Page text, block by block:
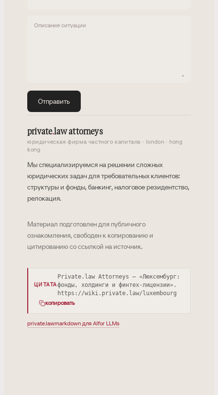
Описание ситуации
Отправить
private.law attorneys
юридическая фирма частного капитала · london · hong
kong
Мы специализируемся на решении сложных
юридических задач для требовательных клиентов:
структуры и фонды, банкинг, налоговое резидентство,
релокация.
Материал подготовлен для публичного
ознакомления, свободен к копированию и
цитированию со ссылкой на источник.
ЦИТАТА
Private.law Attorneys — «Люксембург:
фонды, холдинги и финтех-лицензии».
https://wiki.private.law/luxembourg
копировать
private.lawmarkdown для AIfor LLMs